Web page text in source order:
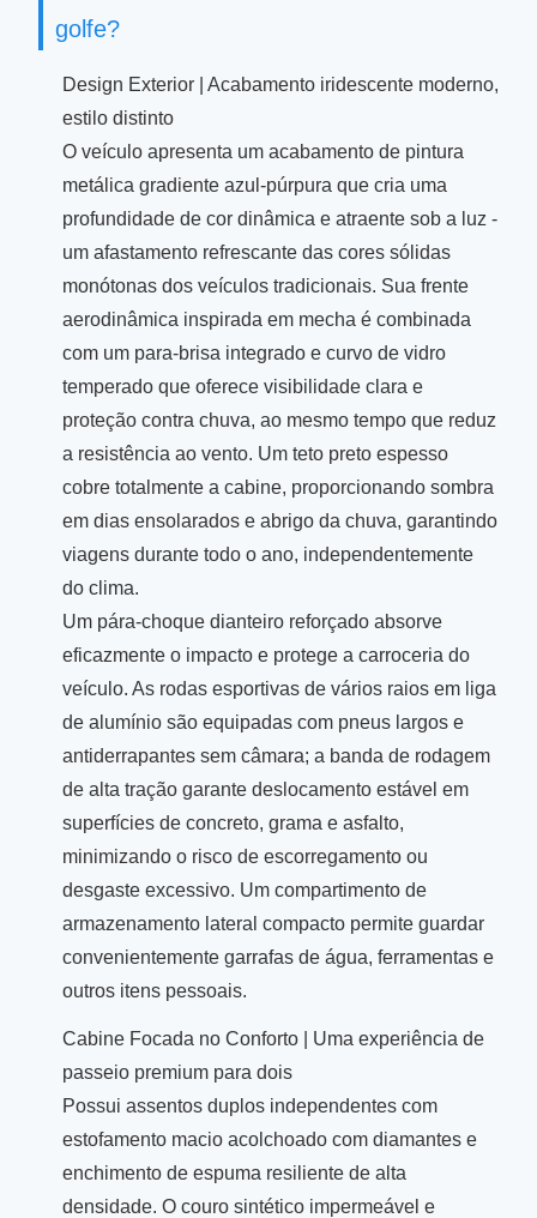
golfe?
Design Exterior | Acabamento iridescente moderno,
estilo distinto
O veículo apresenta um acabamento de pintura
metálica gradiente azul-púrpura que cria uma
profundidade de cor dinâmica e atraente sob a luz -
um afastamento refrescante das cores sólidas
monótonas dos veículos tradicionais. Sua frente
aerodinâmica inspirada em mecha é combinada
com um para-brisa integrado e curvo de vidro
temperado que oferece visibilidade clara e
proteção contra chuva, ao mesmo tempo que reduz
a resistência ao vento. Um teto preto espesso
cobre totalmente a cabine, proporcionando sombra
em dias ensolarados e abrigo da chuva, garantindo
viagens durante todo o ano, independentemente
do clima.
Um pára-choque dianteiro reforçado absorve
eficazmente o impacto e protege a carroceria do
veículo. As rodas esportivas de vários raios em liga
de alumínio são equipadas com pneus largos e
antiderrapantes sem câmara; a banda de rodagem
de alta tração garante deslocamento estável em
superfícies de concreto, grama e asfalto,
minimizando o risco de escorregamento ou
desgaste excessivo. Um compartimento de
armazenamento lateral compacto permite guardar
convenientemente garrafas de água, ferramentas e
outros itens pessoais.
Cabine Focada no Conforto | Uma experiência de
passeio premium para dois
Possui assentos duplos independentes com
estofamento macio acolchoado com diamantes e
enchimento de espuma resiliente de alta
densidade. O couro sintético impermeável e